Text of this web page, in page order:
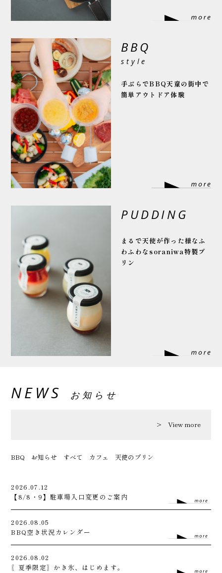
BBQ
style
手ぶらでBBQ天童の街中で
簡単アウトドア体験
PUDDING
まるで天使が作った様な ふ
わふわなsoraniwa特製プ
リン
NEWS お知らせ
View more
BBQ お知らせ すべて カフェ 天使のプリン
2026.07.12
【8/8・9】駐車場入口変更のご案内
2026.08.05
BBQ空き状況カレンダー
2026.08.02
〖夏季限定〗かき氷、はじめます。